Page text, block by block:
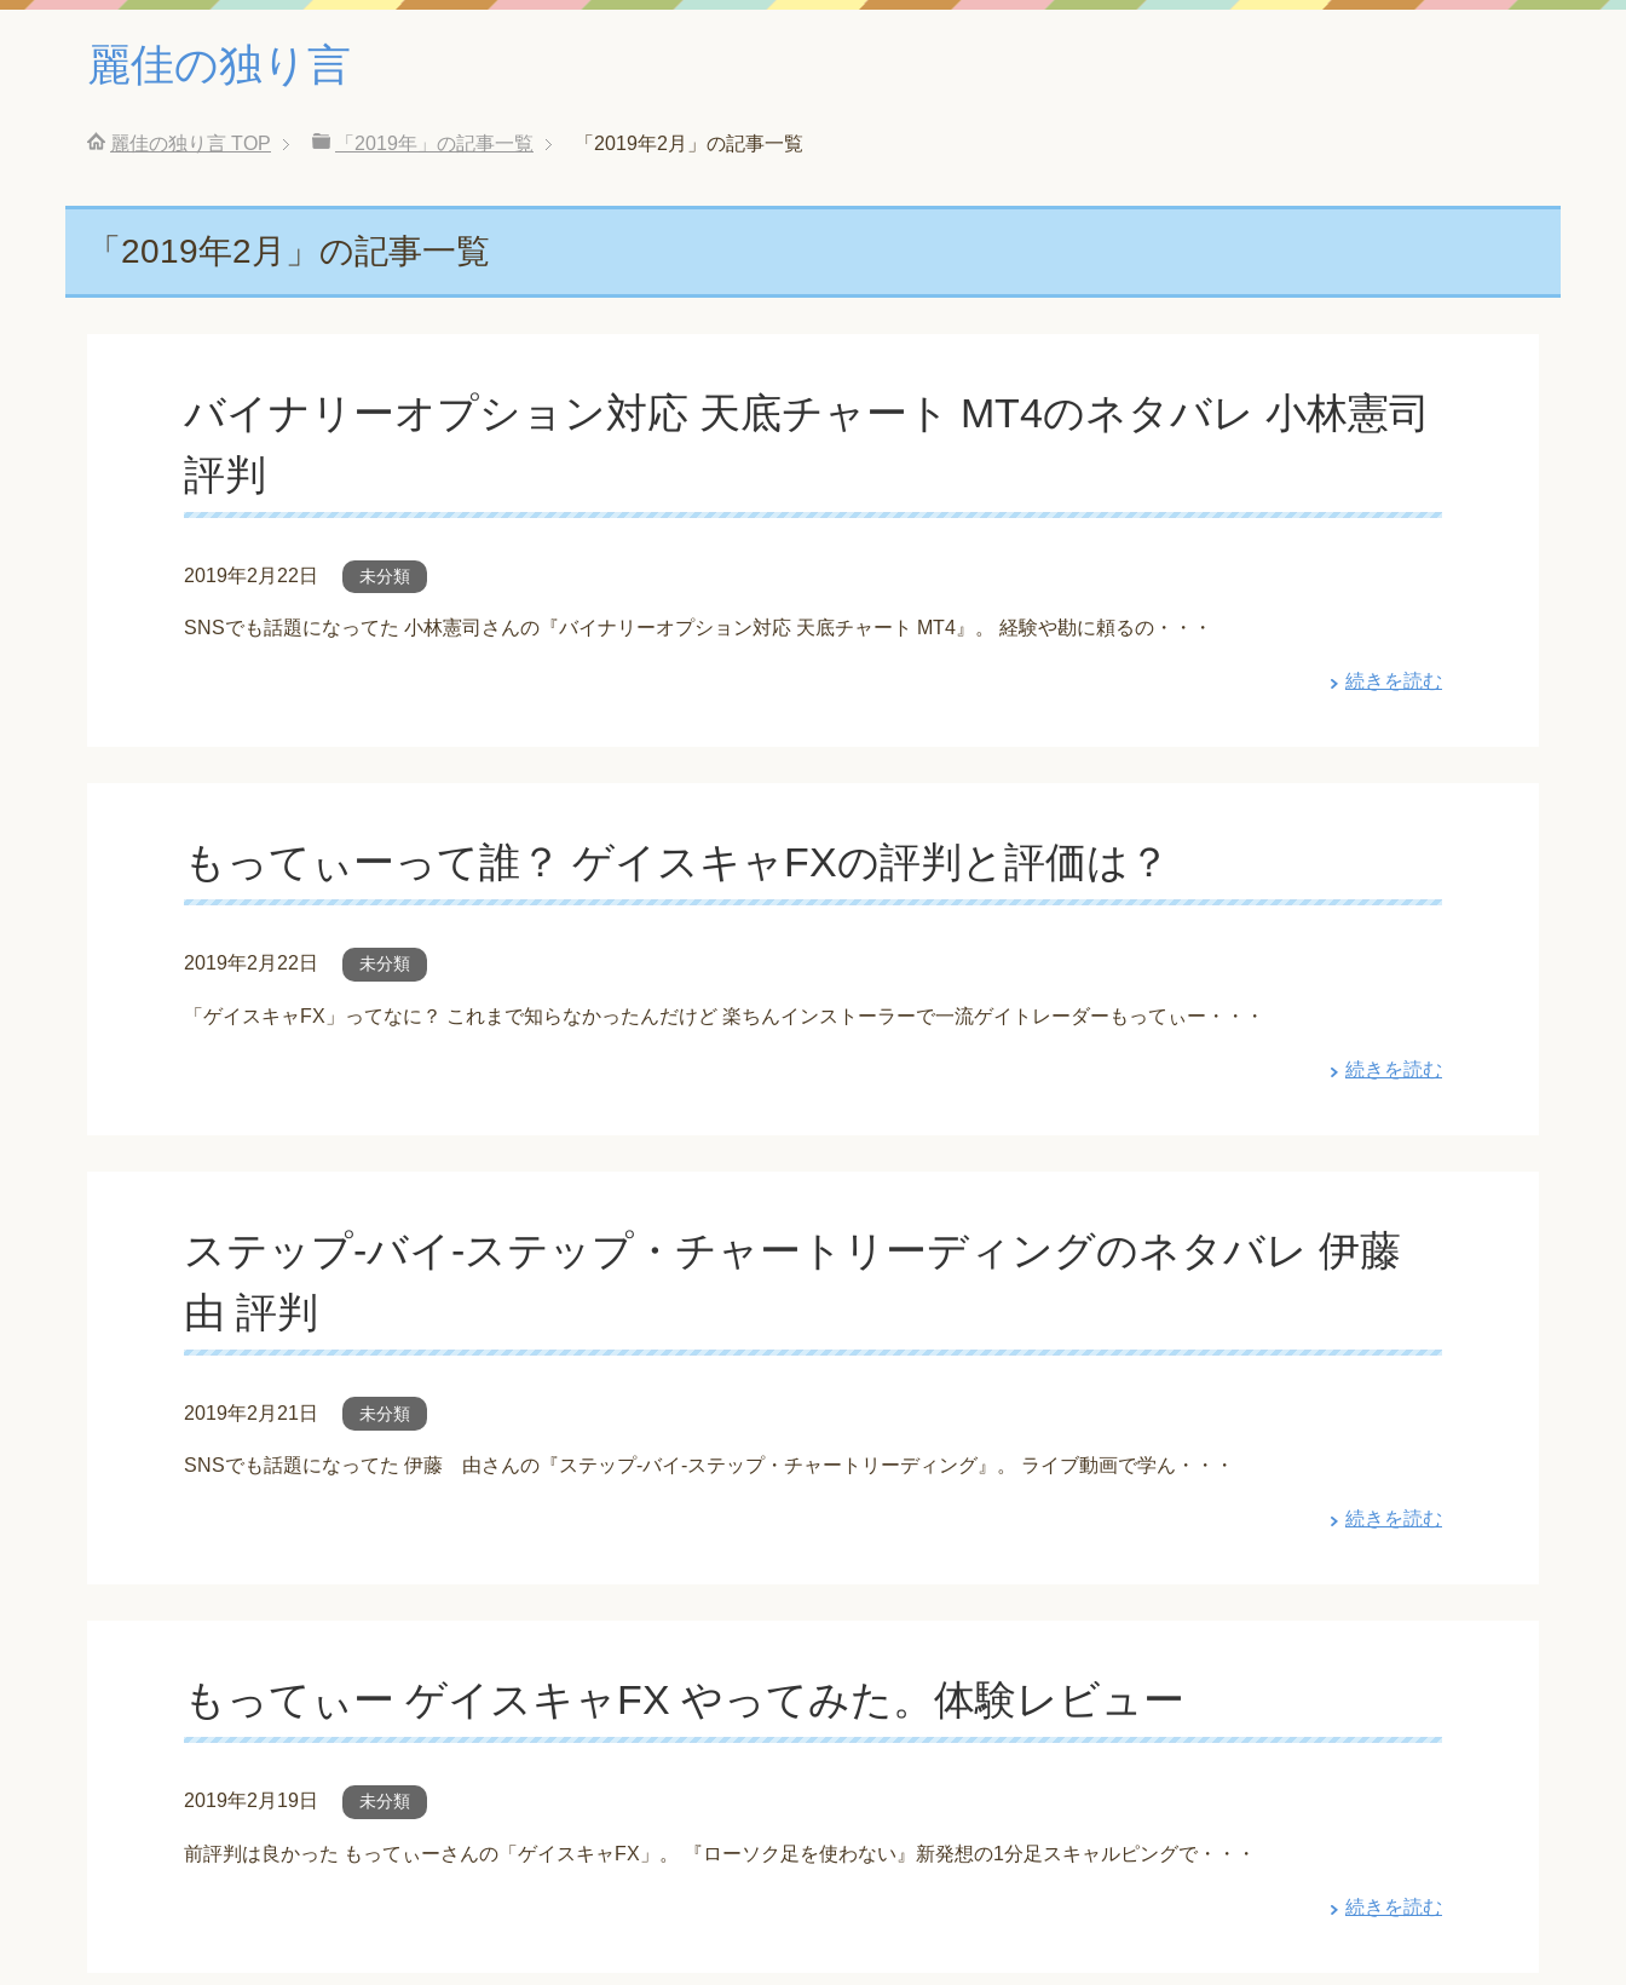
麗佳の独り言
麗佳の独り言 TOP 「2019年」の記事一覧 「2019年2月」の記事一覧
「2019年2月」の記事一覧
バイナリーオプション対応 天底チャート MT4のネタバレ 小林憲司
評判
2019年2月22日 未分類
SNSでも話題になってた 小林憲司さんの『バイナリーオプション対応 天底チャート MT4』。 経験や勘に頼るの・・・
続きを読む
もってぃーって誰？ ゲイスキャFXの評判と評価は？
2019年2月22日 未分類
「ゲイスキャFX」ってなに？ これまで知らなかったんだけど 楽ちんインストーラーで一流ゲイトレーダーもってぃー・・・
続きを読む
ステップ-バイ-ステップ・チャートリーディングのネタバレ 伊藤
由 評判
2019年2月21日 未分類
SNSでも話題になってた 伊藤 由さんの『ステップ-バイ-ステップ・チャートリーディング』。 ライブ動画で学ん・・・
続きを読む
もってぃー ゲイスキャFX やってみた。体験レビュー
2019年2月19日 未分類
前評判は良かった もってぃーさんの「ゲイスキャFX」。 『ローソク足を使わない』新発想の1分足スキャルピングで・・・
続きを読む